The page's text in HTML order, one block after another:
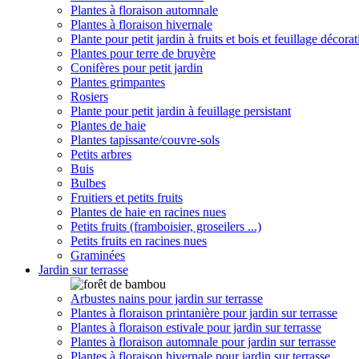
Plantes à floraison automnale
Plantes à floraison hivernale
Plante pour petit jardin à fruits et bois et feuillage
Plantes pour terre de bruyère
Conifères pour petit jardin
Plantes grimpantes
Rosiers
Plante pour petit jardin à feuillage persistant
Plantes de haie
Plantes tapissante/couvre-sols
Petits arbres
Buis
Bulbes
Fruitiers et petits fruits
Plantes de haie en racines nues
Petits fruits (framboisier, groseilers ...)
Petits fruits en racines nues
Graminées
Jardin sur terrasse
Arbustes nains pour jardin sur terrasse
Plantes à floraison printanière pour jardin sur terrasse
Plantes à floraison estivale pour jardin sur terrasse
Plantes à floraison automnale pour jardin sur terrasse
Plantes à floraison hivernale pour jardin sur terrasse